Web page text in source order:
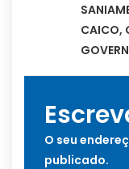
CAICO,
O seu
publicado.